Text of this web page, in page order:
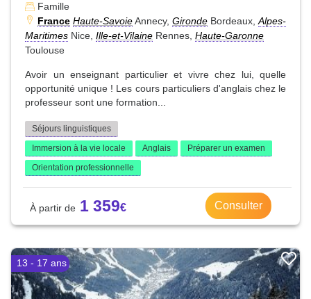
Famille
France Haute-SavoieAnnecy, Gironde Bordeaux,Alpes-
Maritimes Nice, Ille-et-Vilaine Rennes, Haute-Garonne
Toulouse
Avoir un enseignant particulier et vivre chez lui, quelle
opportunité unique ! Les cours particuliers d'anglais chez le
professeur sont une formation...
Séjours linguistiques
Immersion à la vie locale
Anglais
Préparer un examen
Orientation professionnelle
1 359 Consulter
13 - 17 ans